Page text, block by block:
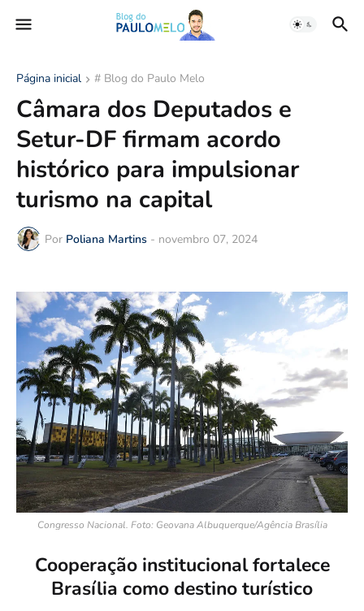
Página inicial # Blog do Paulo Melo
Câmara dos Deputados e
Setur-DF firmam acordo
histórico para impulsionar
turismo na capital
Por Poliana Martins - novembro 07, 2024
Congresso Nacional. Foto: Geovana Albuquerque/Agência Brasília
Cooperação institucional fortalece
Brasília como destino turístico